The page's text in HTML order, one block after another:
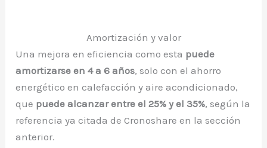
Amortización y valor
Una mejora en eficiencia como esta puede
amortizarse en 4 a 6 años, solo con el ahorro
energético en calefacción y aire acondicionado,
que puede alcanzar entre el 25% y el 35%, según la
referencia ya citada de Cronoshare en la sección
anterior.